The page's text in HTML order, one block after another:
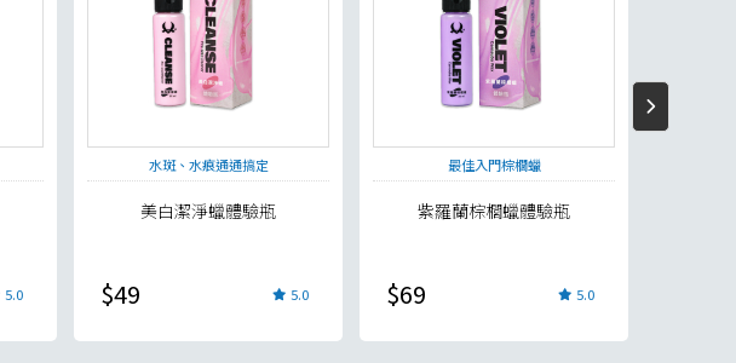
5.0
水斑、水痕通通搞定
美白潔淨蠟體驗瓶
$49 5.0
最佳入門棕櫚蠟
紫羅蘭棕櫚蠟體驗瓶
$69 5.0